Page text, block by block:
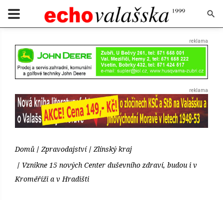
Domů Zpravodajství
Zlínský kraj
Vznikne 15 nových Center duševního zdraví, budou i v
Kroměříži a v Hradišti